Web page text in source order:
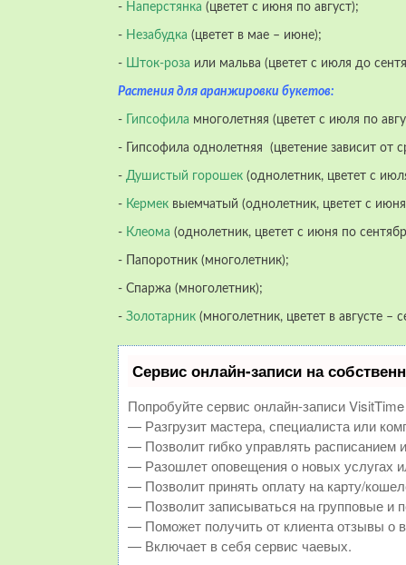
- Наперстянка (цветет с июня по август);
- Незабудка (цветет в мае – июне);
- Шток-роза или мальва (цветет с июля до
Растения для аранжировки букетов:
- Гипсофила многолетняя (цветет с июля по
- Гипсофила однолетняя (цветение зависит от
- Душистый горошек (однолетник, цветет с
- Кермек выемчатый (однолетник, цветет с
- Клеома (однолетник, цветет с июня по
- Папоротник (многолетник);
- Спаржа (многолетник);
- Золотарник (многолетник, цветет в августе –
Сервис онлайн-записи на
Попробуйте сервис онлайн-записи
— Разгрузит мастера, специалиста или
— Позволит гибко управлять расписанием и
— Разошлет оповещения о новых услугах
— Позволит принять оплату на карту/
— Позволит записываться на групповые и
— Поможет получить от клиента отзывы о
— Включает в себя сервис чаевых.